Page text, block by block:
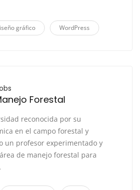
gráfico WordPress
Forestal
reconocida por su
en el campo forestal y
un profesor experimentado y
de manejo forestal para